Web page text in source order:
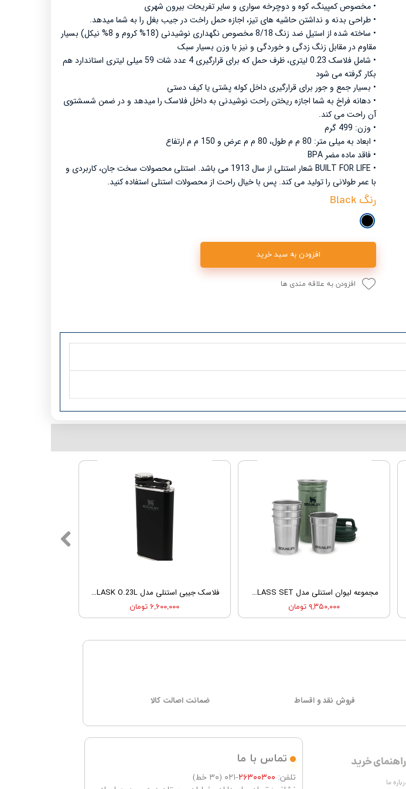
نشنال جئوگرافیک - National Geographic
شیائومی نکستول- Xiaomi Nextool
ترموس - Thermos
لیکن - Laken
• مخصوص کمپینگ، کوه و دوچرخه سواری و سایر تفریحات بیرون شهری
• طراحی بدنه و نداشتن حاشیه های تیز، اجازه حمل راخت در جیب بغل را به شما میدهد.
• ساخته شده از استیل ضد زنگ 8/18 مخصوص نگهداری نوشیدنی (18% کروم و 8% نیکل) بسیار
مقاوم در مقابل زنگ زدگی و خوردگی و نیز با وزن بسیار سبک
• شامل فلاسک 0.23 لیتری، ظرف حمل که برای قرارگیری 4 عدد شات 59 میلی لیتری استاندارد هم
بکار گرفته می شود
• بسیار جمع و جور برای قرارگیری داخل کوله پشتی یا کیف دستی
• دهانه فراخ به شما اجازه ریختن راحت نوشیدنی به داخل فلاسک را میدهد و در ضمن شسشتوی
آن راحت می کند.
• وزن: 499 گرم
• ابعاد به میلی متر: 80 م م طول، 80 م م عرض و 150 م م ارتفاع
• فاقد ماده مضر BPA
• BUILT FOR LIFE شعار استنلی از سال 1913 می باشد. استنلی محصولات سخت جان، کاربردی و
با عمر طولانی را تولید می کند. پس با خیال راحت از محصولات استنلی استفاده کنید.
رنگ Black
افزودن به سبد خرید
افزودن به علاقه مندی ها
فلاسک جیبی استنلی مدل STANLEY WIDE MOUTH FLASK O.23L
۶,۶۰۰,۰۰۰ تومان
مجموعه لیوان استنلی مدل STANLEY SHOT GLASS SET
۹,۳۵۰,۰۰۰ تومان
راهنمای خرید
ما
فروش نقد و اقساط ﺿﻤﺎﻧﺖ اصالت کالا
تماس با ما
تلفن: ۲۶۳۰۰۳۰۰-۰۲۱ (۳۰ خط)